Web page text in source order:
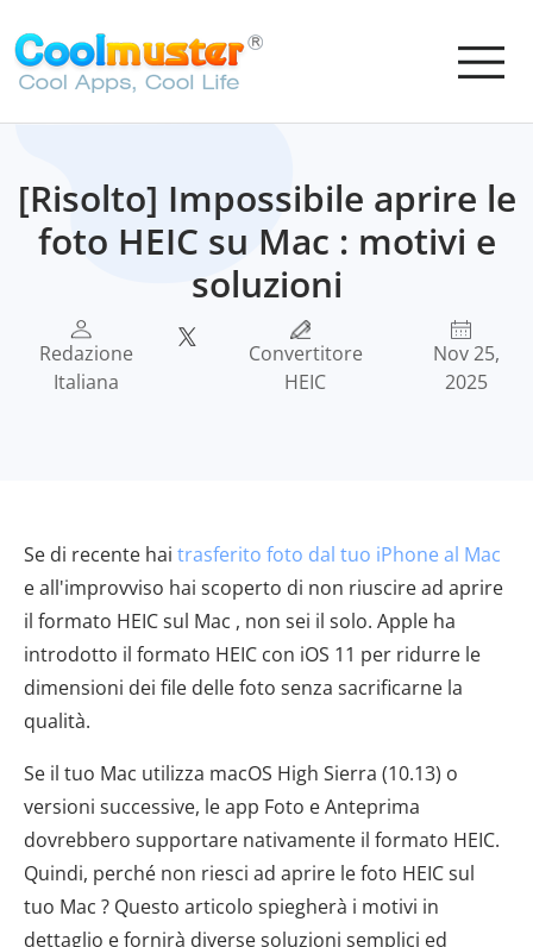
[Risolto] Impossibile aprire le
foto HEIC su Mac : motivi e
soluzioni
Redazione
Italiana
Convertitore
HEIC
Nov 25,
2025
Se di recente hai trasferito foto dal tuo iPhone al Mac
e all'improvviso hai scoperto di non riuscire ad aprire
il formato HEIC sul Mac , non sei il solo. Apple ha
introdotto il formato HEIC con iOS 11 per ridurre le
dimensioni dei file delle foto senza sacrificarne la
qualità.
Se il tuo Mac utilizza macOS High Sierra (10.13) o
versioni successive, le app Foto e Anteprima
dovrebbero supportare nativamente il formato HEIC.
Quindi, perché non riesci ad aprire le foto HEIC sul
tuo Mac ? Questo articolo spiegherà i motivi in ​​
dettaglio e fornirà diverse soluzioni semplici ed